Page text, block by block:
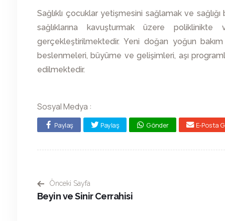
Sağlıklı çocuklar yetişmesini sağlamak ve
sağlıklarına kavuşturmak üzere
gerçekleştirilmektedir. Yeni doğan yoğun
beslenmeleri, büyüme ve gelişimleri, aşı
edilmektedir.
Sosyal Medya :
Paylaş Paylaş Gönder E-Posta
Önceki Sayfa
Beyin ve Sinir Cerrahisi